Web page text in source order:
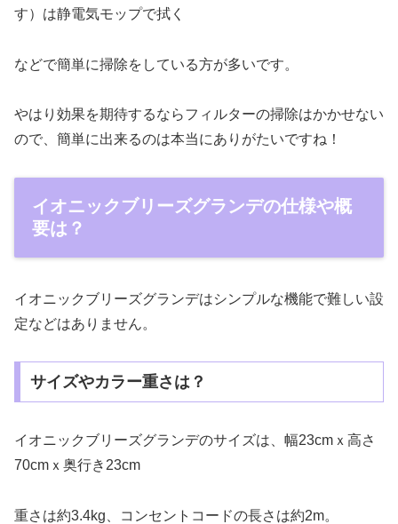
す）は静電気モップで拭く
などで簡単に掃除をしている方が多いです。
やはり効果を期待するならフィルターの掃除はかかせない
ので、簡単に出来るのは本当にありがたいですね！
イオニックブリーズグランデの仕様や概
要は？
イオニックブリーズグランデはシンプルな機能で難しい設
定などはありません。
サイズやカラー重さは？
イオニックブリーズグランデのサイズは、幅23cmｘ高さ
70cmｘ奥行き23cm
重さは約3.4kg、コンセントコードの長さは約2m。